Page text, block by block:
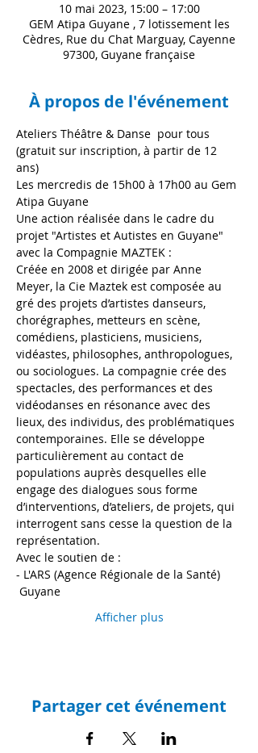
10 mai 2023, 15:00 – 17:00
GEM Atipa Guyane , 7 lotissement les
Cèdres, Rue du Chat Marguay, Cayenne
97300, Guyane française
À propos de l'événement
Ateliers Théâtre & Danse  pour tous
(gratuit sur inscription, à partir de 12
ans)
Les mercredis de 15h00 à 17h00 au Gem
Atipa Guyane
Une action réalisée dans le cadre du
projet "Artistes et Autistes en Guyane"
avec la Compagnie MAZTEK :
Créée en 2008 et dirigée par Anne
Meyer, la Cie Maztek est composée au
gré des projets d’artistes danseurs,
chorégraphes, metteurs en scène,
comédiens, plasticiens, musiciens,
vidéastes, philosophes, anthropologues,
ou sociologues. La compagnie crée des
spectacles, des performances et des
vidéodanses en résonance avec des
lieux, des individus, des problématiques
contemporaines. Elle se développe
particulièrement au contact de
populations auprès desquelles elle
engage des dialogues sous forme
d’interventions, d’ateliers, de projets, qui
interrogent sans cesse la question de la
représentation.
Avec le soutien de :
- L'ARS (Agence Régionale de la Santé)
Guyane
Afficher plus
Partager cet événement